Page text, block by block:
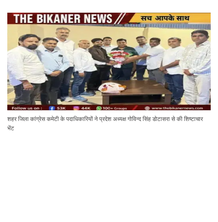
शहर जिला कांग्रेस कमेटी के पदाधिकारियों ने प्रदेश अध्यक्ष गोविन्द सिंह डोटासरा से की शिष्टाचार
भेंट